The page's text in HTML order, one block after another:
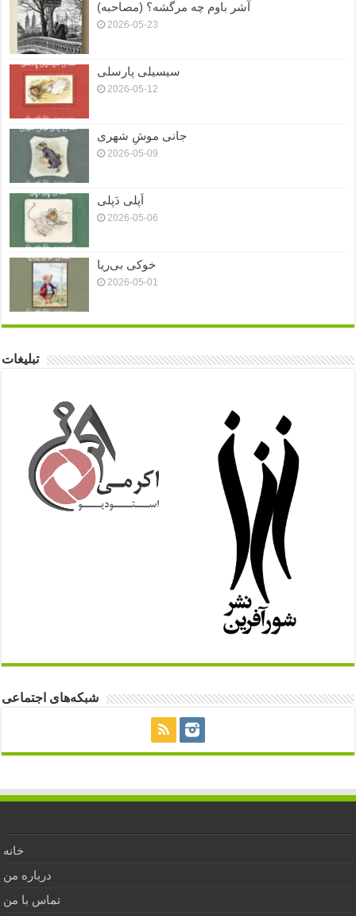
آشر باوم چه مرگشه؟ (مصاحبه)
2026-05-23
سیسیلی پارسلی
2026-05-12
جانی موشِ شهری
2026-05-09
اَپلی دَپلی
2026-05-06
خوکی بی‌ریا
2026-05-01
تبلیغات
شبکه‌های اجتماعی
خانه
درباره من
تماس با من